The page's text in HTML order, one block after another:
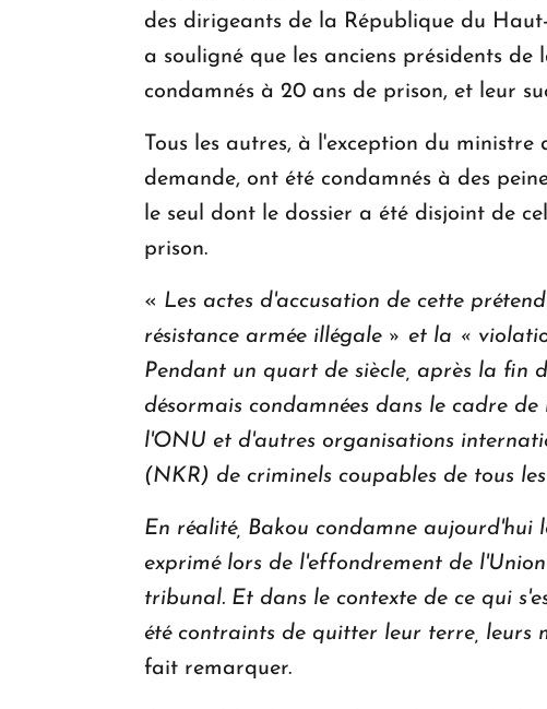
des dirigeants de la République du
a souligné que les anciens présidents
condamnés à 20 ans de prison, et leur
Tous les autres, à l'exception du
demande, ont été condamnés à des
le seul dont le dossier a été disjoint de
prison.
« Les actes d'accusation de cette
résistance armée illégale » et la «
Pendant un quart de siècle, après la fin
désormais condamnées dans le cadre
l'ONU et d'autres organisations
(NKR) de criminels coupables de tous
En réalité, Bakou condamne
exprimé lors de l'effondrement de
tribunal. Et dans le contexte de ce qui
été contraints de quitter leur terre, leurs
fait remarquer.